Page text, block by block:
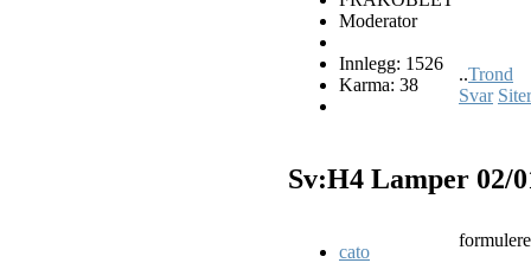
Moderator
Innlegg: 1526
Karma: 38
..Trond
Svar Siter
Sv:H4 Lamper 02/
cato